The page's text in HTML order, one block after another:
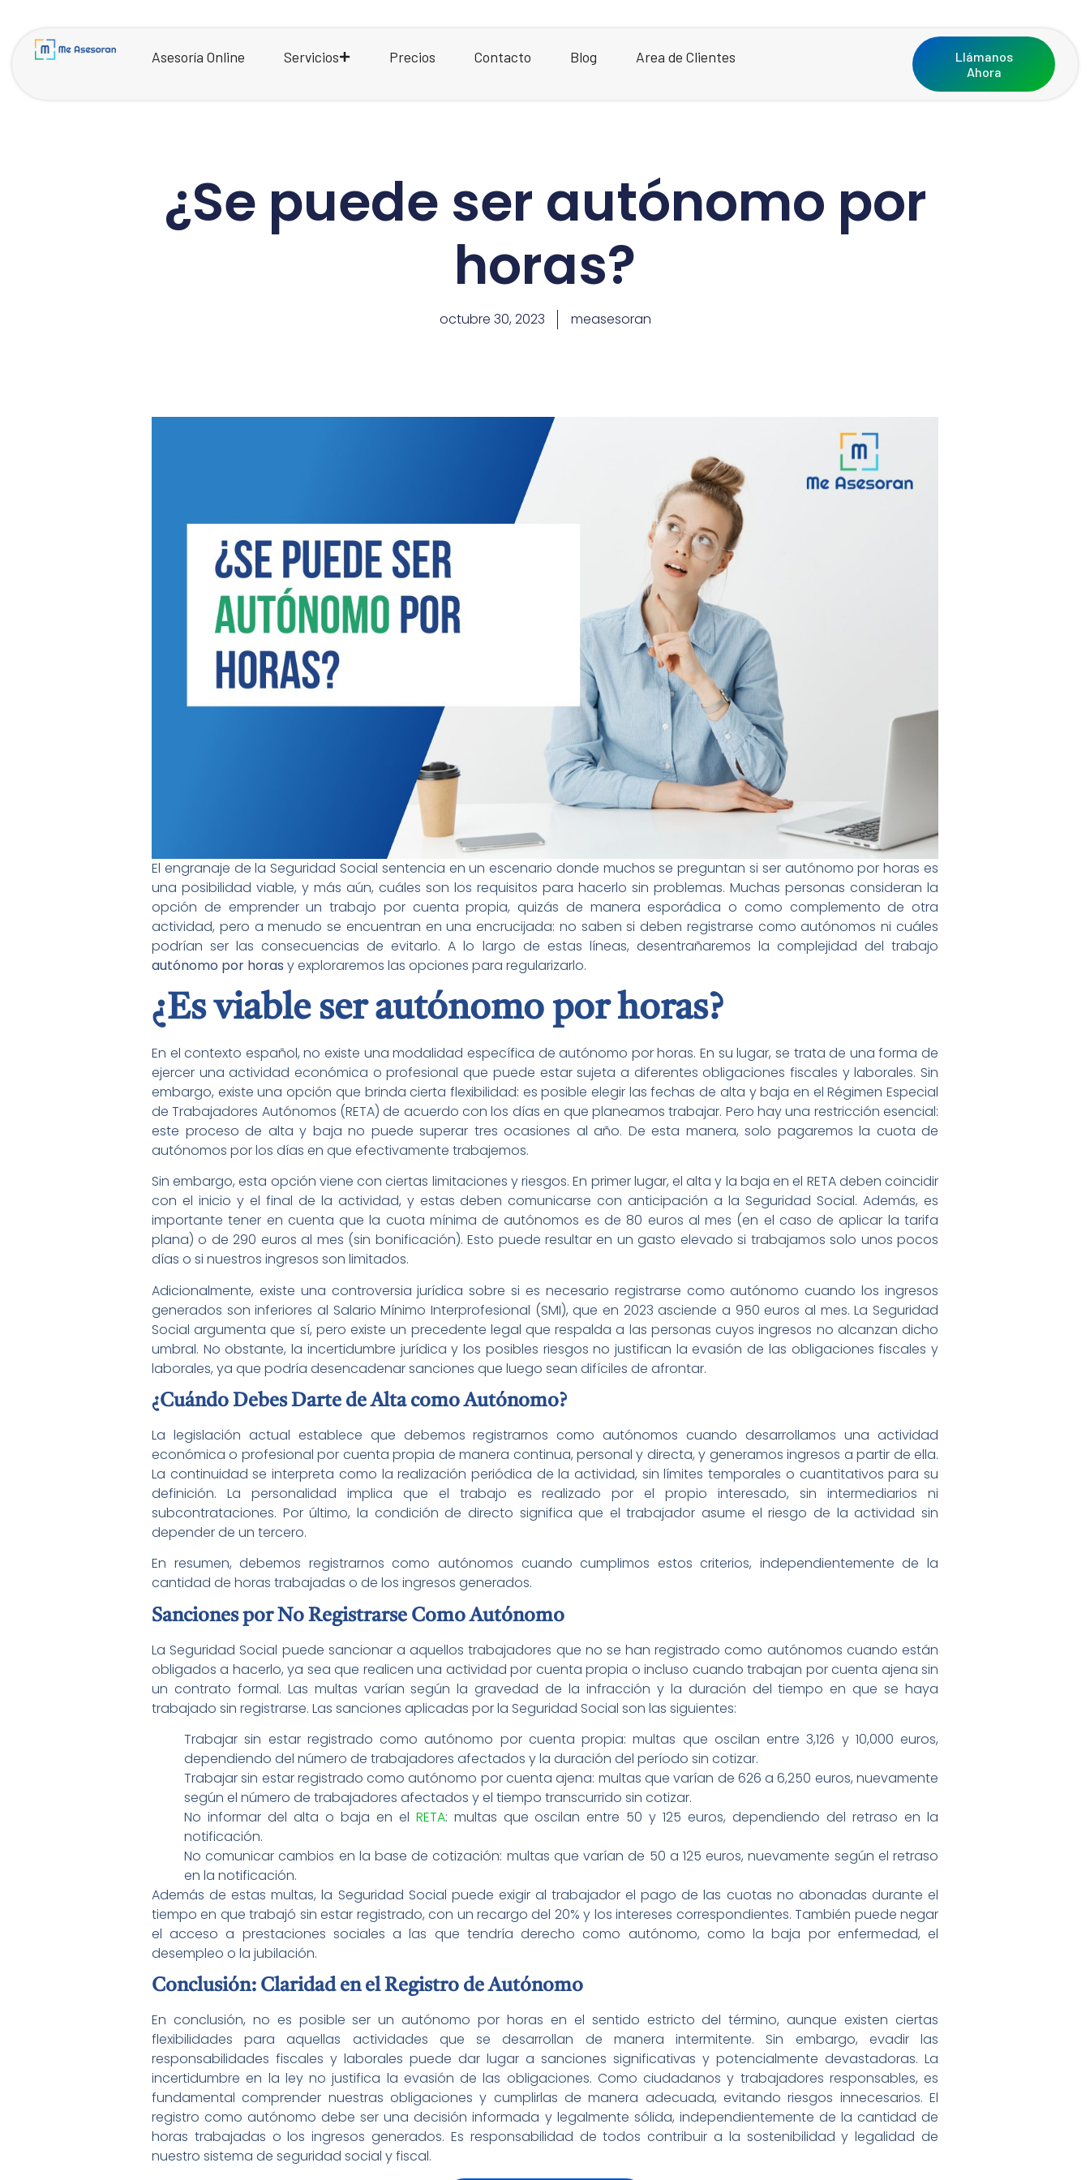
Asesoría Online Servicios Precios Contacto Blog Area de Clientes
Llámanos
Ahora
¿Se puede ser autónomo por
horas?
octubre 30, 2023 measesoran
El engranaje de la Seguridad Social sentencia en un escenario donde muchos se preguntan si ser autónomo por horas es
una posibilidad viable, y más aún, cuáles son los requisitos para hacerlo sin problemas. Muchas personas consideran la
opción de emprender un trabajo por cuenta propia, quizás de manera esporádica o como complemento de otra
actividad, pero a menudo se encuentran en una encrucijada: no saben si deben registrarse como autónomos ni cuáles
podrían ser las consecuencias de evitarlo. A lo largo de estas líneas, desentrañaremos la complejidad del trabajo
autónomo por horas y exploraremos las opciones para regularizarlo.
¿Es viable ser autónomo por horas?
En el contexto español, no existe una modalidad específica de autónomo por horas. En su lugar, se trata de una forma de
ejercer una actividad económica o profesional que puede estar sujeta a diferentes obligaciones fiscales y laborales. Sin
embargo, existe una opción que brinda cierta flexibilidad: es posible elegir las fechas de alta y baja en el Régimen Especial
de Trabajadores Autónomos (RETA) de acuerdo con los días en que planeamos trabajar. Pero hay una restricción esencial:
este proceso de alta y baja no puede superar tres ocasiones al año. De esta manera, solo pagaremos la cuota de
autónomos por los días en que efectivamente trabajemos.
Sin embargo, esta opción viene con ciertas limitaciones y riesgos. En primer lugar, el alta y la baja en el RETA deben coincidir
con el inicio y el final de la actividad, y estas deben comunicarse con anticipación a la Seguridad Social. Además, es
importante tener en cuenta que la cuota mínima de autónomos es de 80 euros al mes (en el caso de aplicar la tarifa
plana) o de 290 euros al mes (sin bonificación). Esto puede resultar en un gasto elevado si trabajamos solo unos pocos
días o si nuestros ingresos son limitados.
Adicionalmente, existe una controversia jurídica sobre si es necesario registrarse como autónomo cuando los ingresos
generados son inferiores al Salario Mínimo Interprofesional (SMI), que en 2023 asciende a 950 euros al mes. La Seguridad
Social argumenta que sí, pero existe un precedente legal que respalda a las personas cuyos ingresos no alcanzan dicho
umbral. No obstante, la incertidumbre jurídica y los posibles riesgos no justifican la evasión de las obligaciones fiscales y
laborales, ya que podría desencadenar sanciones que luego sean difíciles de afrontar.
¿Cuándo Debes Darte de Alta como Autónomo?
La legislación actual establece que debemos registrarnos como autónomos cuando desarrollamos una actividad
económica o profesional por cuenta propia de manera continua, personal y directa, y generamos ingresos a partir de ella.
La continuidad se interpreta como la realización periódica de la actividad, sin límites temporales o cuantitativos para su
definición. La personalidad implica que el trabajo es realizado por el propio interesado, sin intermediarios ni
subcontrataciones. Por último, la condición de directo significa que el trabajador asume el riesgo de la actividad sin
depender de un tercero.
En resumen, debemos registrarnos como autónomos cuando cumplimos estos criterios, independientemente de la
cantidad de horas trabajadas o de los ingresos generados.
Sanciones por No Registrarse Como Autónomo
La Seguridad Social puede sancionar a aquellos trabajadores que no se han registrado como autónomos cuando están
obligados a hacerlo, ya sea que realicen una actividad por cuenta propia o incluso cuando trabajan por cuenta ajena sin
un contrato formal. Las multas varían según la gravedad de la infracción y la duración del tiempo en que se haya
trabajado sin registrarse. Las sanciones aplicadas por la Seguridad Social son las siguientes:
Trabajar sin estar registrado como autónomo por cuenta propia: multas que oscilan entre 3,126 y 10,000 euros,
dependiendo del número de trabajadores afectados y la duración del período sin cotizar.
Trabajar sin estar registrado como autónomo por cuenta ajena: multas que varían de 626 a 6,250 euros, nuevamente
según el número de trabajadores afectados y el tiempo transcurrido sin cotizar.
No informar del alta o baja en el RETA: multas que oscilan entre 50 y 125 euros, dependiendo del retraso en la
notificación.
No comunicar cambios en la base de cotización: multas que varían de 50 a 125 euros, nuevamente según el retraso
en la notificación.
Además de estas multas, la Seguridad Social puede exigir al trabajador el pago de las cuotas no abonadas durante el
tiempo en que trabajó sin estar registrado, con un recargo del 20% y los intereses correspondientes. También puede negar
el acceso a prestaciones sociales a las que tendría derecho como autónomo, como la baja por enfermedad, el
desempleo o la jubilación.
Conclusión: Claridad en el Registro de Autónomo
En conclusión, no es posible ser un autónomo por horas en el sentido estricto del término, aunque existen ciertas
flexibilidades para aquellas actividades que se desarrollan de manera intermitente. Sin embargo, evadir las
responsabilidades fiscales y laborales puede dar lugar a sanciones significativas y potencialmente devastadoras. La
incertidumbre en la ley no justifica la evasión de las obligaciones. Como ciudadanos y trabajadores responsables, es
fundamental comprender nuestras obligaciones y cumplirlas de manera adecuada, evitando riesgos innecesarios. El
registro como autónomo debe ser una decisión informada y legalmente sólida, independientemente de la cantidad de
horas trabajadas o los ingresos generados. Es responsabilidad de todos contribuir a la sostenibilidad y legalidad de
nuestro sistema de seguridad social y fiscal.